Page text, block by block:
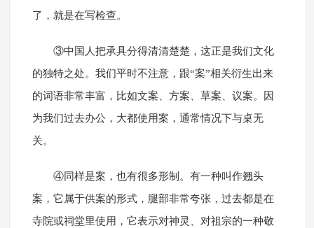
了，就是在写检查。
③中国人把承具分得清清楚楚，这正是我们文化
的独特之处。我们平时不注意，跟“案”相关衍生出来
的词语非常丰富，比如文案、方案、草案、议案。因
为我们过去办公，大都使用案，通常情况下与桌无
关。
④同样是案，也有很多形制。有一种叫作翘头
案，它属于供案的形式，腿部非常夸张，过去都是在
寺院或祠堂里使用，它表示对神灵、对祖宗的一种敬